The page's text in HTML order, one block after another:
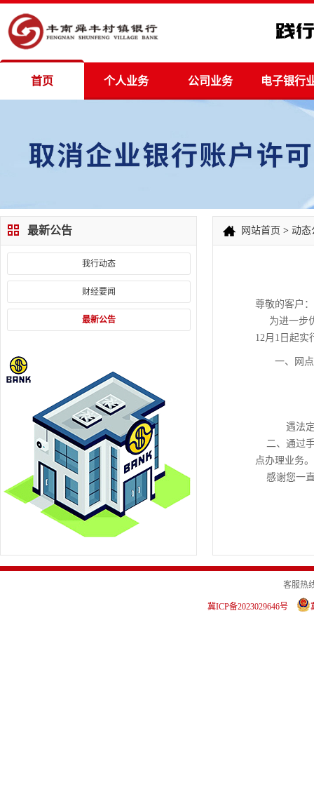
首页 个人业务 公司业务 电子银行
最新公告
我行动态
财经要闻
最新公告
网站首页 > 动态
尊敬的客户：
为进一步
12月1日起实
一、网
遇法定
二、通过手
点办理业务。
感谢您一直
客服热
冀ICP备2023029646号